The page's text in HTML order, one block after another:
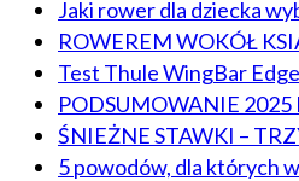
Jaki rower dla dziecka
ROWEREM WOKÓŁ
Test Thule WingBar
PODSUMOWANIE 2025
ŚNIEŻNE STAWKI –
5 powodów, dla których